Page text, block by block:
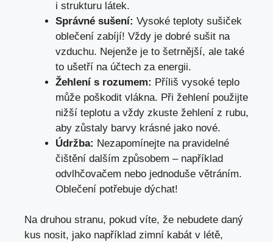
i strukturu látek.
Správné sušení: Vysoké teploty sušiček
oblečení zabíjí! Vždy je dobré sušit na
vzduchu. Nejenže je to šetrnější, ale také
to ušetří na účtech za energii.
Žehlení s rozumem: Příliš vysoké teplo
může poškodit vlákna. Při žehlení použijte
nižší teplotu a vždy zkuste žehlení z rubu,
aby zůstaly barvy krásné jako nové.
Údržba: Nezapomínejte na pravidelné
čištění dalším způsobem – například
odvlhčovačem nebo jednoduše větráním.
Oblečení potřebuje dýchat!
Na druhou stranu, pokud víte, že nebudete daný
kus nosit, jako například zimní kabát v létě,